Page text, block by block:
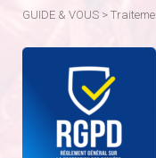
GUIDE & VOUS >